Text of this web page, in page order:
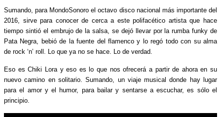
Sumando, para MondoSonoro el octavo disco nacional más importante del
2016, sirve para conocer de cerca a este polifacético artista que hace
tiempo sintió el embrujo de la salsa, se dejó llevar por la rumba funky de
Pata Negra, bebió de la fuente del flamenco y lo regó todo con su alma
de rock ‘n’ roll. Lo que ya no se hace. Lo de verdad.
Eso es Chiki Lora y eso es lo que nos ofrecerá a partir de ahora en su
nuevo camino en solitario. Sumando, un viaje musical donde hay lugar
para el amor y el humor, para bailar y sentarse a escuchar, es sólo el
principio.